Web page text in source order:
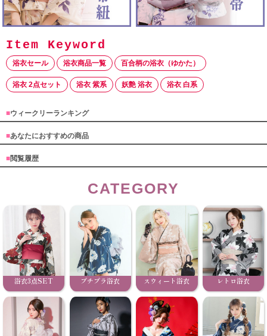
浴衣セール 浴衣商品一覧 百合柄の浴衣（ゆかた）
浴衣 2点セット 浴衣 紫系 妖艶 浴衣 浴衣 白系
■ウィークリーランキング
■あなたにおすすめの商品
■閲覧履歴
CATEGORY
浴衣3点SET プチプラ浴衣 スウィート浴衣 レトロ浴衣